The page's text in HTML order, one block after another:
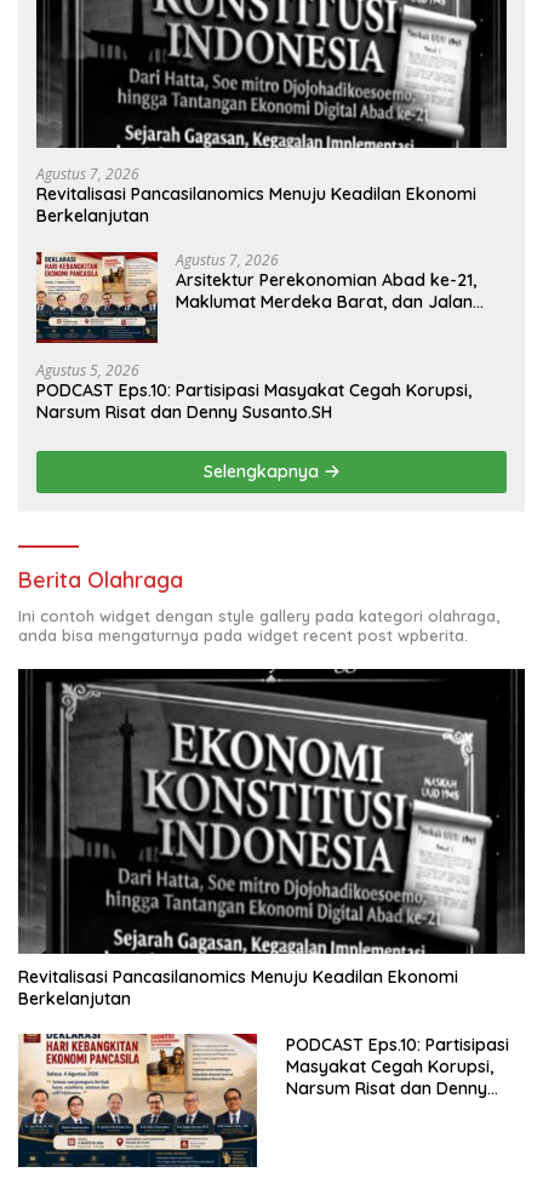
Agustus 7, 2026
Revitalisasi Pancasilanomics Menuju Keadilan Ekonomi
Berkelanjutan
Agustus 7, 2026
Arsitektur Perekonomian Abad ke-21,
Maklumat Merdeka Barat, dan Jalan
Agustus 5, 2026
PODCAST Eps.10: Partisipasi Masyakat Cegah Korupsi,
Narsum Risat dan Denny Susanto.SH
Selengkapnya
Berita Olahraga
Ini contoh widget dengan style gallery pada kategori olahraga,
anda bisa mengaturnya pada widget recent post wpberita.
Revitalisasi Pancasilanomics Menuju Keadilan Ekonomi
Berkelanjutan
PODCAST Eps.10: Partisipasi
Masyakat Cegah Korupsi,
Narsum Risat dan Denny